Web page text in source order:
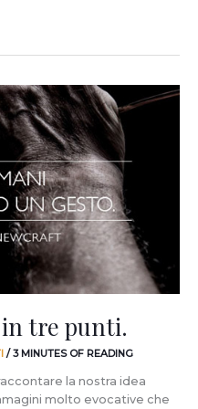
tre punti.
/3 MINUTES OF READING
la nostra idea
molto evocative che